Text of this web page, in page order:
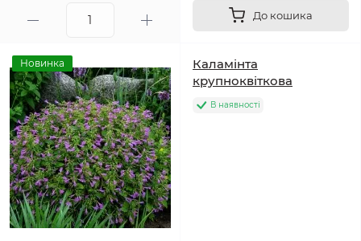
До кошика
Новинка
Каламінта
крупноквіткова
В наявності